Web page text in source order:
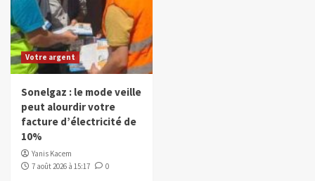
Votre argent
Sonelgaz : le mode veille
peut alourdir votre
facture d’électricité de
10%
Yanis Kacem
7 août 2026 à 15:17
0